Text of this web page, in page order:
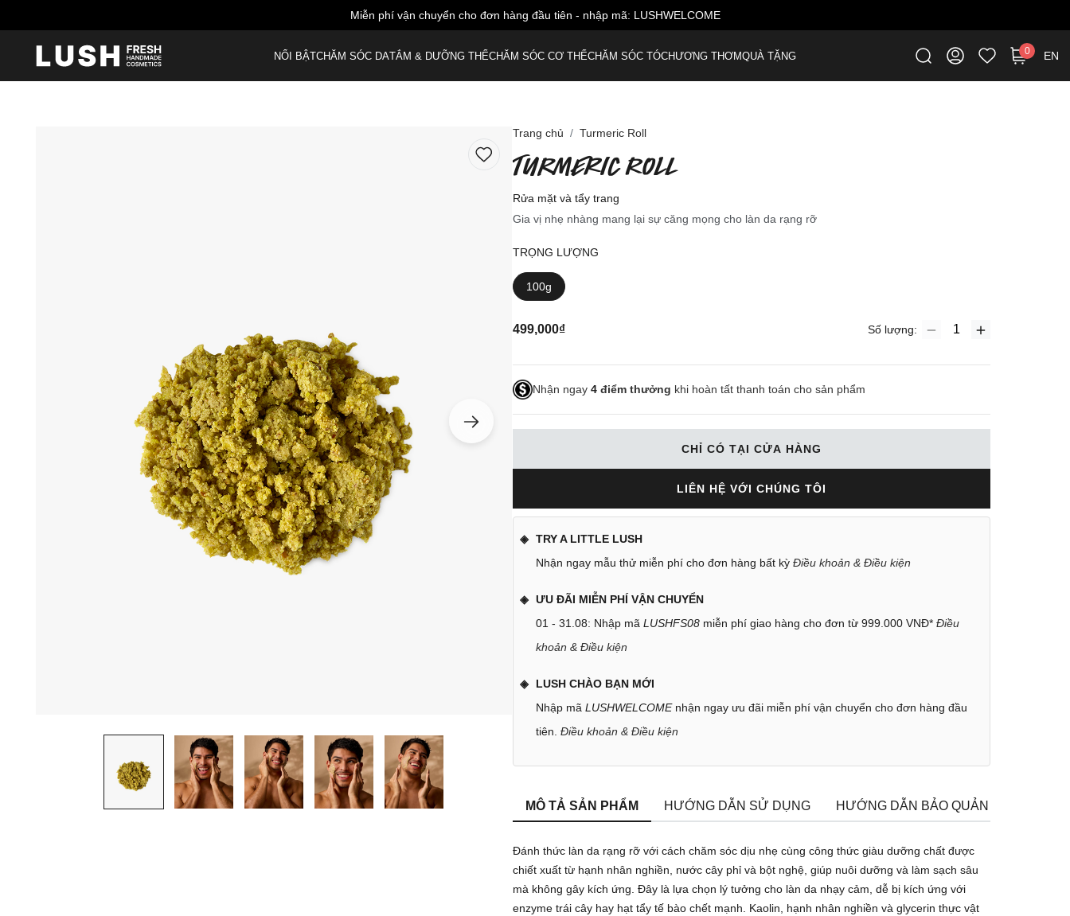
Miễn phí vận chuyển cho đơn hàng đầu tiên - nhập mã: LUSHWELCOME
NỔI BẬTCHĂM SÓC DATẮM & DƯỠNG THỂCHĂM SÓC CƠ THỂCHĂM SÓC TÓCHƯƠNG THƠMQUÀ TẶNG 0 EN
Trang chủ Turmeric Roll
TURMERIC ROLL
Rửa mặt và tẩy trang
Gia vị nhẹ nhàng mang lại sự căng mọng cho làn da rạng rỡ
TRỌNG LƯỢNG
100g
499,000₫ Số lượng:
Nhận ngay 4 điểm thưởng khi hoàn tất thanh toán cho sản phẩm
CHỈ CÓ TẠI CỬA HÀNG
LIÊN HỆ VỚI CHÚNG TÔI
TRY A LITTLE LUSH
Nhận ngay mẫu thử miễn phí cho đơn hàng bất kỳ Điều khoản & Điều kiện
ƯU ĐÃI MIỄN PHÍ VẬN CHUYỂN
01 - 31.08: Nhập mã LUSHFS08 miễn phí giao hàng cho đơn từ 999.000 VNĐ* Điều
khoản & Điều kiện
LUSH CHÀO BẠN MỚI
Nhập mã LUSHWELCOMEnhận ngay ưu đãi miễn phí vận chuyển cho đơn hàng đầu
tiên. Điều khoản & Điều kiện
MÔ TẢ SẢN PHẨM HƯỚNG DẪN SỬ DỤNG HƯỚNG DẪN BẢO QUẢN
Đánh thức làn da rạng rỡ với cách chăm sóc dịu nhẹ cùng công thức giàu dưỡng chất được
chiết xuất từ hạnh nhân nghiền, nước cây phỉ và bột nghệ, giúp nuôi dưỡng và làm sạch sâu
mà không gây kích ứng. Đây là lựa chọn lý tưởng cho làn da nhạy cảm, dễ bị kích ứng với
enzyme trái cây hay hạt tẩy tế bào chết mạnh. Kaolin, hạnh nhân nghiền và glycerin thực vật